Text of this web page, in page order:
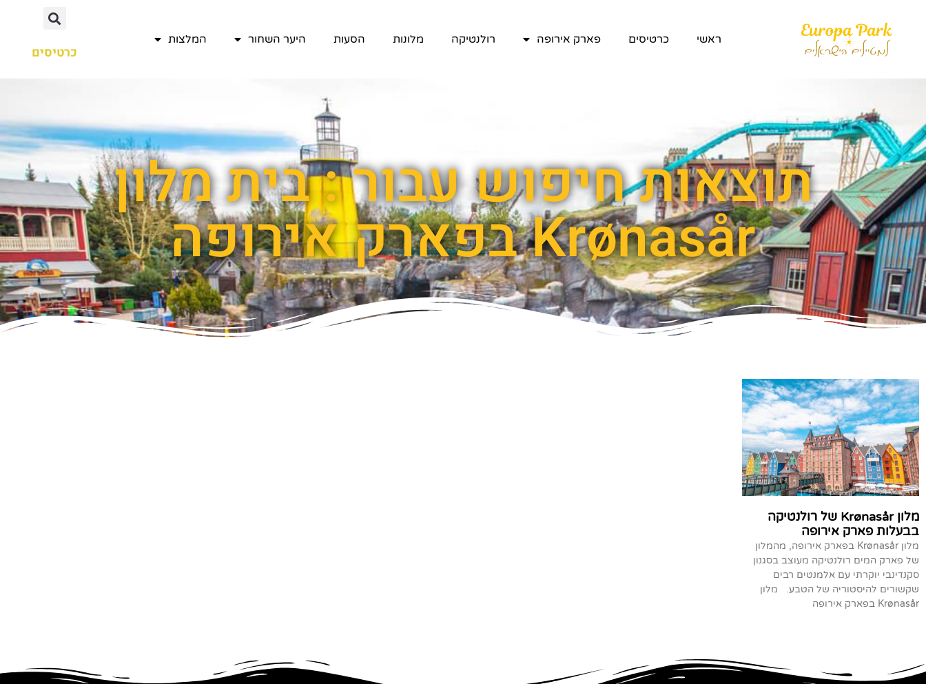
ראשי כרטיסים פארק אירופה רולנטיקה מלונות הסעות היער השחור המלצות
כרטיסים
תוצאות חיפוש עבור : בית מלון
Krønasår בפארק אירופה
מלון Krønasår של רולנטיקה
בבעלות פארק אירופה
מלון Krønasår בפארק אירופה, מהמלון
של פארק המים רולנטיקה מעוצב בסגנון
סקנדינבי יוקרתי עם אלמנטים רבים
שקשורים להיסטוריה של הטבע. מלון
Krønasår בפארק אירופה